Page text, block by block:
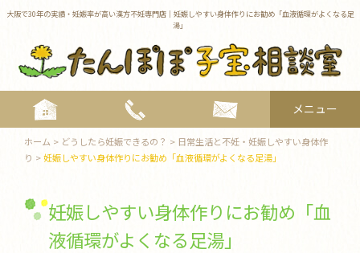
大阪で30年の実績・妊娠率が高い漢方不妊専門店｜妊娠しやすい身体作りにお勧め「血液循環がよくなる足
湯」
メニュー
ホーム > どうしたら妊娠できるの？ > 日常生活と不妊・妊娠しやすい身体作
り >妊娠しやすい身体作りにお勧め「血液循環がよくなる足湯」
妊娠しやすい身体作りにお勧め「血
液循環がよくなる足湯」